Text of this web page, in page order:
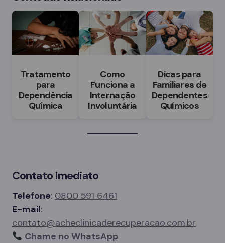
Tratamento
para
Dependência
Química
Como
Funciona a
Internação
Involuntária
Dicas para
Familiares de
Dependentes
Químicos
Contato Imediato
Telefone: 0800 591 6461
E-mail:
contato@acheclinicaderecuperacao.com.br
Chame no WhatsApp